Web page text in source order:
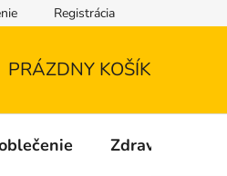
Reklamačný poriadok
Registrácia
PRÁZDNY KOŠÍK
Zdravotnícke